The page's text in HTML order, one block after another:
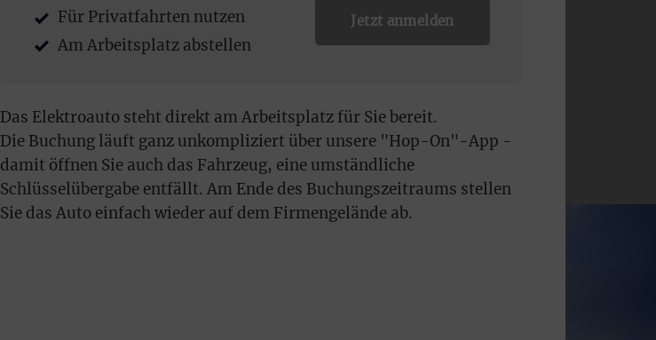
Für Privatfahrten nutzen
Am Arbeitsplatz abstellen
Jetzt anmelden
Das Elektroauto steht direkt am Arbeitsplatz für Sie bereit.
Die Buchung läuft ganz unkompliziert über unsere "Hop-On"-App -
damit öffnen Sie auch das Fahrzeug, eine umständliche
Schlüsselübergabe entfällt. Am Ende des Buchungszeitraums stellen
Sie das Auto einfach wieder auf dem Firmengelände ab.